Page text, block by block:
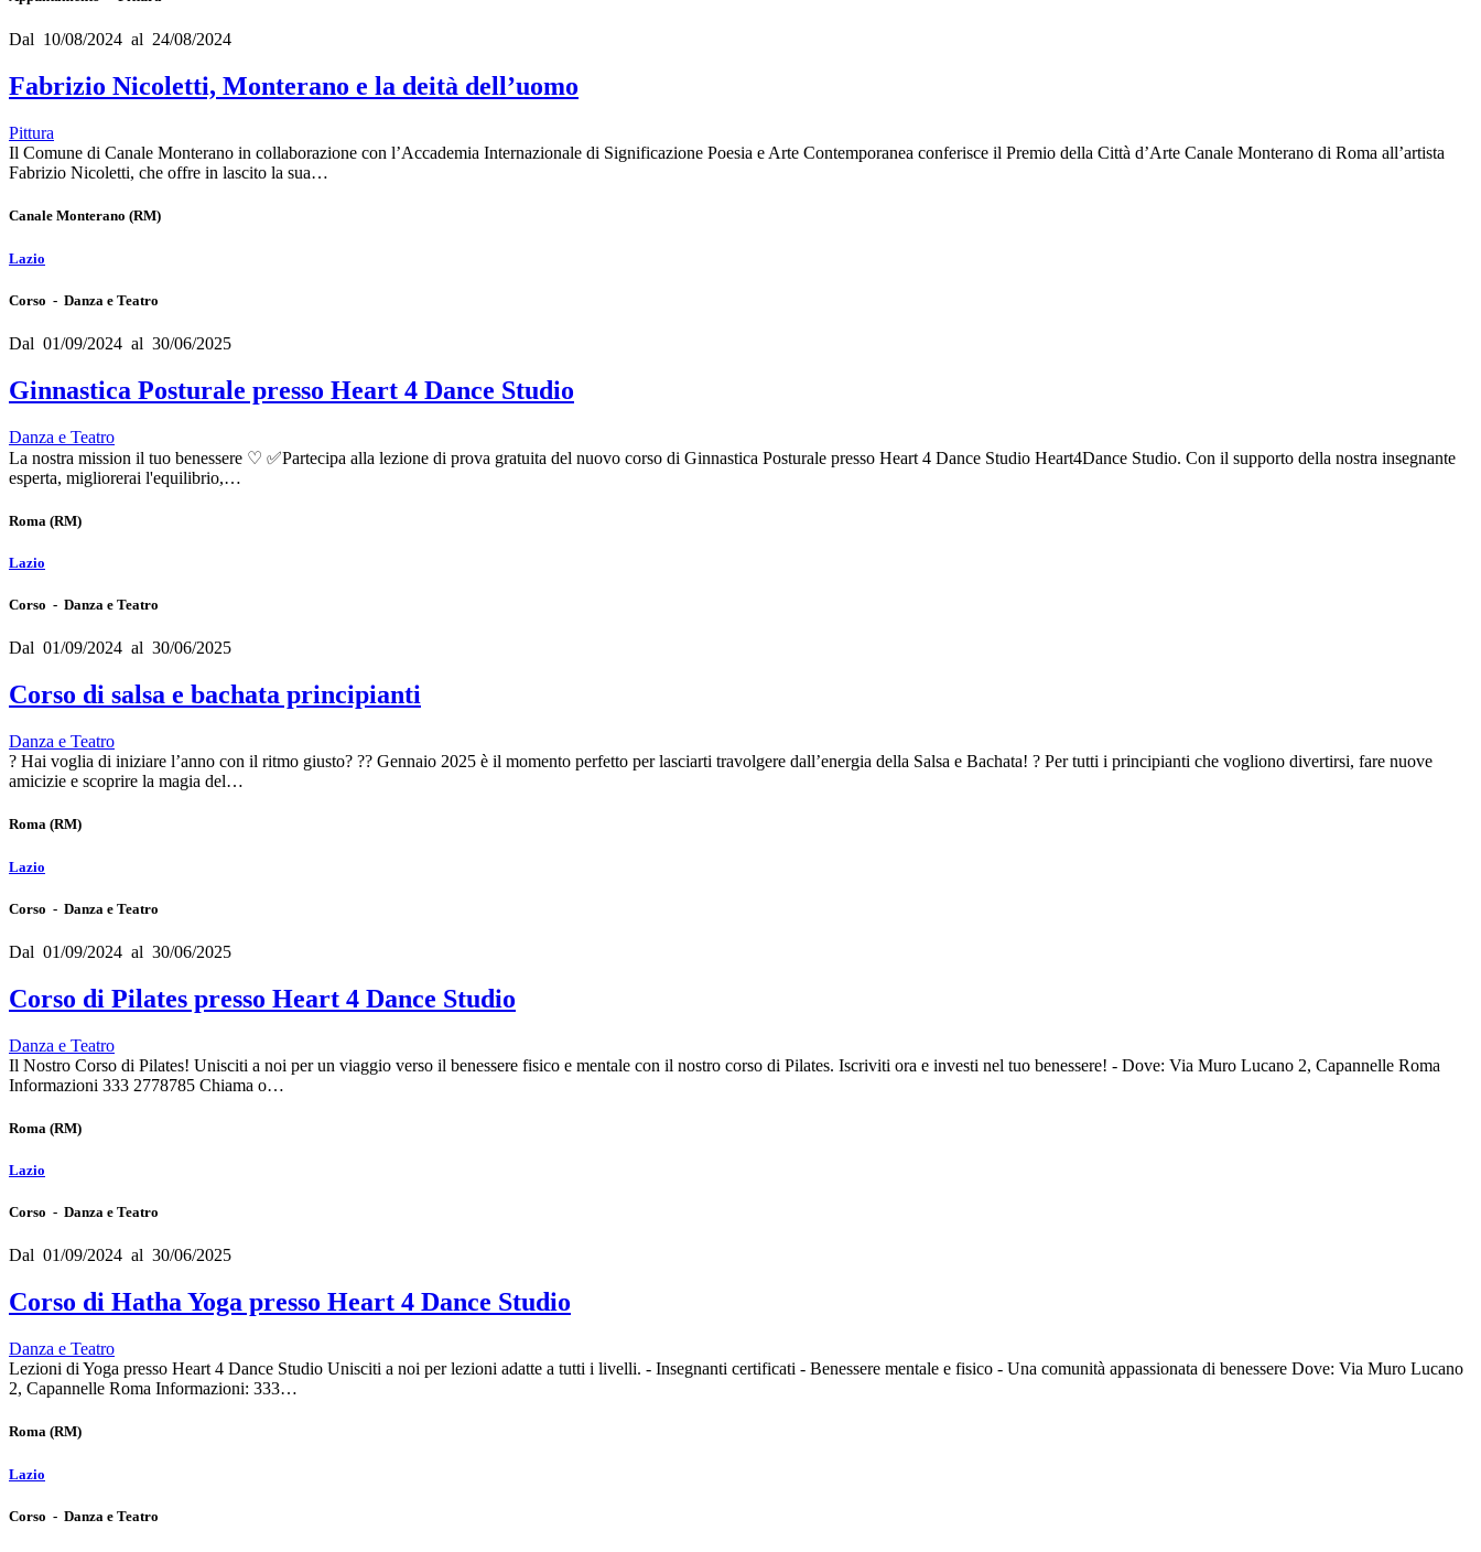
Dal 10/08/2024 al 24/08/2024
Fabrizio Nicoletti, Monterano e la deità dell’uomo
Pittura
Il Comune di Canale Monterano in collaborazione con l’Accademia Internazionale di Significazione Poesia e Arte Contemporanea conferisce il Premio della Città d’Arte Canale Monterano di Roma all’artista
Fabrizio Nicoletti, che offre in lascito la sua…
Canale Monterano (RM)
Lazio
Corso - Danza e Teatro
Dal 01/09/2024 al 30/06/2025
Ginnastica Posturale presso Heart 4 Dance Studio
Danza e Teatro
La nostra mission il tuo benessere ♡ ✅️Partecipa alla lezione di prova gratuita del nuovo corso di Ginnastica Posturale presso Heart 4 Dance Studio Heart4Dance Studio. Con il supporto della nostra insegnante
esperta, migliorerai l'equilibrio,…
Roma (RM)
Lazio
Corso - Danza e Teatro
Dal 01/09/2024 al 30/06/2025
Corso di salsa e bachata principianti
Danza e Teatro
? Hai voglia di iniziare l’anno con il ritmo giusto? ?? Gennaio 2025 è il momento perfetto per lasciarti travolgere dall’energia della Salsa e Bachata! ? Per tutti i principianti che vogliono divertirsi, fare nuove
amicizie e scoprire la magia del…
Roma (RM)
Lazio
Corso - Danza e Teatro
Dal 01/09/2024 al 30/06/2025
Corso di Pilates presso Heart 4 Dance Studio
Danza e Teatro
Il Nostro Corso di Pilates! Unisciti a noi per un viaggio verso il benessere fisico e mentale con il nostro corso di Pilates. Iscriviti ora e investi nel tuo benessere! - Dove: Via Muro Lucano 2, Capannelle Roma
Informazioni 333 2778785 Chiama o…
Roma (RM)
Lazio
Corso - Danza e Teatro
Dal 01/09/2024 al 30/06/2025
Corso di Hatha Yoga presso Heart 4 Dance Studio
Danza e Teatro
Lezioni di Yoga presso Heart 4 Dance Studio Unisciti a noi per lezioni adatte a tutti i livelli. - Insegnanti certificati - Benessere mentale e fisico - Una comunità appassionata di benessere Dove: Via Muro Lucano
2, Capannelle Roma Informazioni: 333…
Roma (RM)
Lazio
Corso - Danza e Teatro